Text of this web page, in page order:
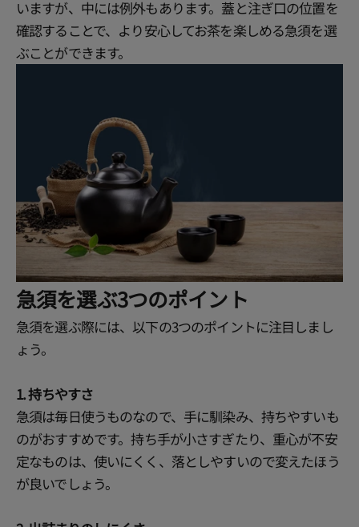
いますが、中には例外もあります。蓋と注ぎ口の位置を
確認することで、より安心してお茶を楽しめる急須を選
ぶことができます。
急須を選ぶ3つのポイント
急須を選ぶ際には、以下の3つのポイントに注目しまし
ょう。
1. 持ちやすさ
急須は毎日使うものなので、手に馴染み、持ちやすいも
のがおすすめです。持ち手が小さすぎたり、重心が不安
定なものは、使いにくく、落としやすいので変えたほう
が良いでしょう。